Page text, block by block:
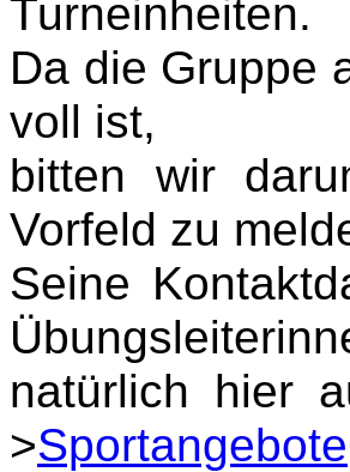
Turneinheiten.
Da die Gruppe
voll ist,
bitten wir
Vorfeld zu
Seine
natürlich hier
>Sportangebote